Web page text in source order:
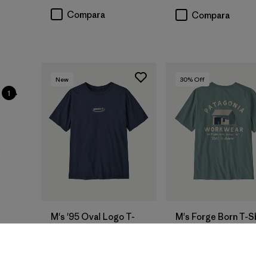
1
Compara Compara
New
M's '95 Oval Logo T-
30% Off
M's Forge Born T-